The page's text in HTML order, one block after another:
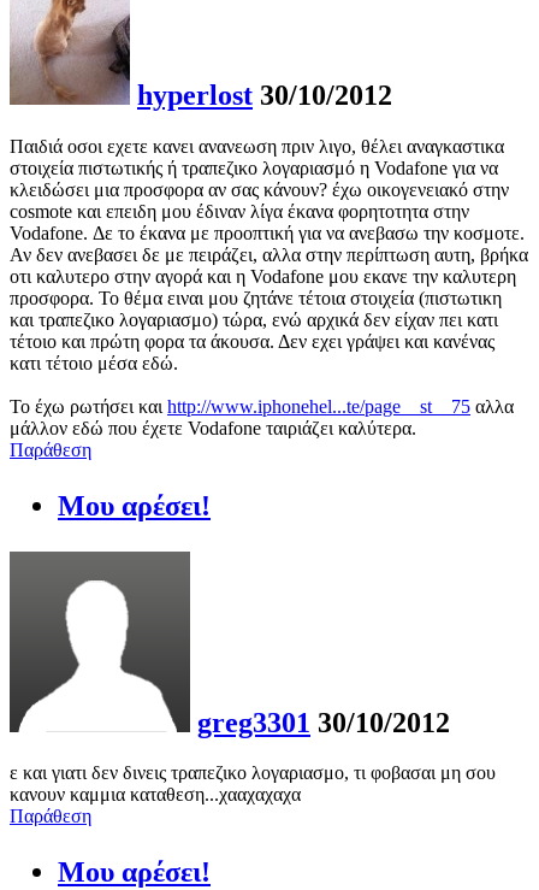
hyperlost 30/10/2012
Παιδιά οσοι εχετε κανει ανανεωση πριν λιγο, θέλει αναγκαστικα
στοιχεία πιστωτικής ή τραπεζικο λογαριασμό η Vodafone για να
κλειδώσει μια προσφορα αν σας κάνουν? έχω οικογενειακό στην
cosmote και επειδη μου έδιναν λίγα έκανα φορητοτητα στην
Vodafone. Δε το έκανα με προοπτική για να ανεβασω την κοσμοτε.
Αν δεν ανεβασει δε με πειράζει, αλλα στην περίπτωση αυτη, βρήκα
οτι καλυτερο στην αγορά και η Vodafone μου εκανε την καλυτερη
προσφορα. Το θέμα ειναι μου ζητάνε τέτοια στοιχεία (πιστωτικη
και τραπεζικο λογαριασμο) τώρα, ενώ αρχικά δεν είχαν πει κατι
τέτοιο και πρώτη φορα τα άκουσα. Δεν εχει γράψει και κανένας
κατι τέτοιο μέσα εδώ.
Το έχω ρωτήσει και http://www.iphonehel...te/page__st__75 αλλα
μάλλον εδώ που έχετε Vodafone ταιριάζει καλύτερα.
Παράθεση
Μου αρέσει!
greg3301 30/10/2012
ε και γιατι δεν δινεις τραπεζικο λογαριασμο, τι φοβασαι μη σου
κανουν καμμια καταθεση...χααχαχαχα
Παράθεση
Μου αρέσει!